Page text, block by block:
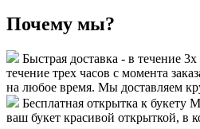
Почему мы?
Быстрая доставка - в течение 3х
течение трех часов с момента
на любое время. Мы доставляем
Бесплатная открытка к букету
ваш букет красивой открыткой, в